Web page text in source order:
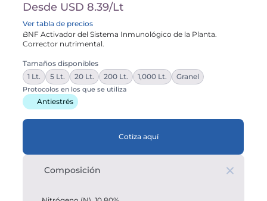
Desde USD 8.39/Lt
Ver tabla de precios
BNF Activador del Sistema Inmunológico de la Planta.
Corrector nutrimental.
Tamaños disponibles
1 Lt.
5 Lt. 20 Lt. 200 Lt. 1,000 Lt. Granel
Protocolos en los que se utiliza
Antiestrés
Cotiza aquí
Composición